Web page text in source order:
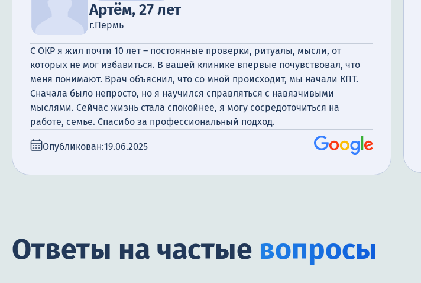
Артём, 27 лет
г.Пермь
С ОКР я жил почти 10 лет – постоянные проверки, ритуалы, мысли, от
которых не мог избавиться. В вашей клинике впервые почувствовал, что
меня понимают. Врач объяснил, что со мной происходит, мы начали КПТ.
Сначала было непросто, но я научился справляться с навязчивыми
мыслями. Сейчас жизнь стала спокойнее, я могу сосредоточиться на
работе, семье. Спасибо за профессиональный подход.
Опубликован:19.06.2025
Ответы на частые вопросы